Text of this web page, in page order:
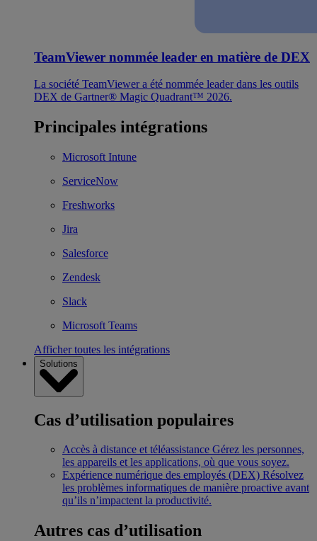
TeamViewer nommée leader en matière de DEX
La société TeamViewer a été nommée leader dans les outils
DEX de Gartner® Magic Quadrant™ 2026.
Principales intégrations
Microsoft Intune
ServiceNow
Freshworks
Jira
Salesforce
Zendesk
Slack
Microsoft Teams
Afficher toutes les intégrations
Solutions
Cas d’utilisation populaires
Accès à distance et téléassistance Gérez les personnes,
les appareils et les applications, où que vous soyez.
Expérience numérique des employés (DEX) Résolvez
les problèmes informatiques de manière proactive avant
qu’ils n’impactent la productivité.
Autres cas d’utilisation